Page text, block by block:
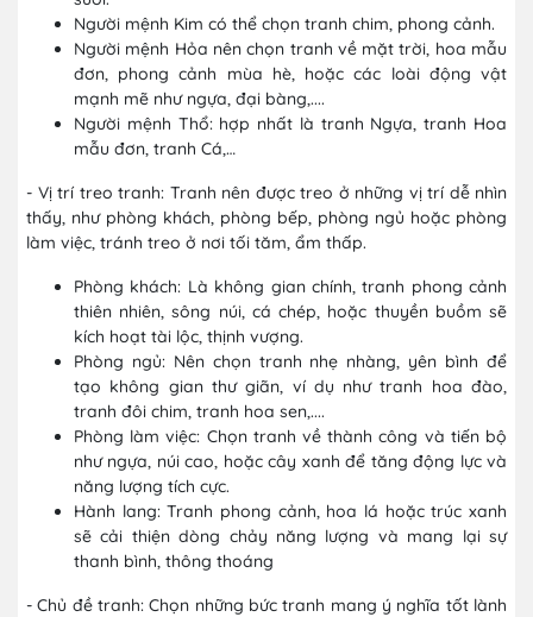
Người mệnh Kim có thể chọn tranh chim, phong cảnh.
Người mệnh Hỏa nên chọn tranh về mặt trời, hoa mẫu
đơn, phong cảnh mùa hè, hoặc các loài động vật
mạnh mẽ như ngựa, đại bàng,....
Người mệnh Thổ: hợp nhất là tranh Ngựa, tranh Hoa
mẫu đơn, tranh Cá,…
- Vị trí treo tranh: Tranh nên được treo ở những vị trí dễ nhìn
thấy, như phòng khách, phòng bếp, phòng ngủ hoặc phòng
làm việc, tránh treo ở nơi tối tăm, ẩm thấp.
Phòng khách: Là không gian chính, tranh phong cảnh
thiên nhiên, sông núi, cá chép, hoặc thuyền buồm sẽ
kích hoạt tài lộc, thịnh vượng.
Phòng ngủ: Nên chọn tranh nhẹ nhàng, yên bình để
tạo không gian thư giãn, ví dụ như tranh hoa đào,
tranh đôi chim, tranh hoa sen,....
Phòng làm việc: Chọn tranh về thành công và tiến bộ
như ngựa, núi cao, hoặc cây xanh để tăng động lực và
năng lượng tích cực.
Hành lang: Tranh phong cảnh, hoa lá hoặc trúc xanh
sẽ cải thiện dòng chảy năng lượng và mang lại sự
thanh bình, thông thoáng
- Chủ đề tranh: Chọn những bức tranh mang ý nghĩa tốt lành